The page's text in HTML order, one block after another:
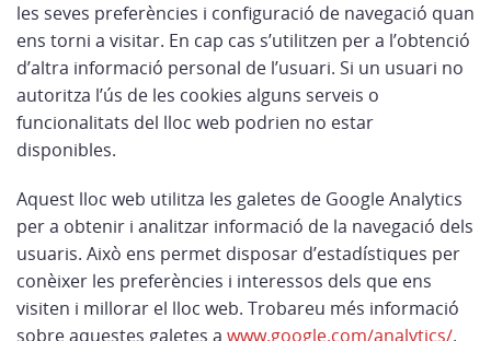
les seves preferències i configuració de navegació quan
ens torni a visitar. En cap cas s’utilitzen per a l’obtenció
d’altra informació personal de l’usuari. Si un usuari no
autoritza l’ús de les cookies alguns serveis o
funcionalitats del lloc web podrien no estar
disponibles.
Aquest lloc web utilitza les galetes de Google Analytics
per a obtenir i analitzar informació de la navegació dels
usuaris. Això ens permet disposar d’estadístiques per
conèixer les preferències i interessos dels que ens
visiten i millorar el lloc web. Trobareu més informació
sobre aquestes galetes a www.google.com/analytics/.